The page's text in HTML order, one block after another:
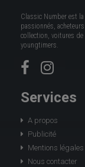
Classic Number est
passionnés,
collection, voitures
youngtimers.
Services
A propos
Publicité
Mentions légales
Nous contacter